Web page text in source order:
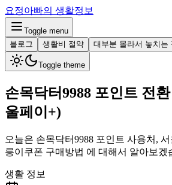
요정아빠의 생활정보
Toggle menu
블로그
생활비 절약 대부분 몰라서 놓치는
Toggle theme
손목닥터9988 포인트 전
울페이+)
오늘은 손목닥터9988 포인트 사용처,
릉이쿠폰 구매방법 에 대해서 알아보겠
생활 정보